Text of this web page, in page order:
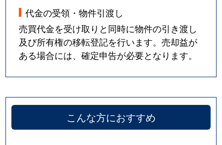
代金の受領・物件引渡し
売買代金を受け取りと同時に物件の引き渡し
及び所有権の移転登記を行います。売却益が
ある場合には、確定申告が必要となります。
こんな方におすすめ